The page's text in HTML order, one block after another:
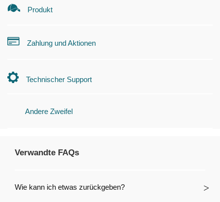
Produkt
Zahlung und Aktionen
Technischer Support
Andere Zweifel
Verwandte FAQs
Wie kann ich etwas zurückgeben?